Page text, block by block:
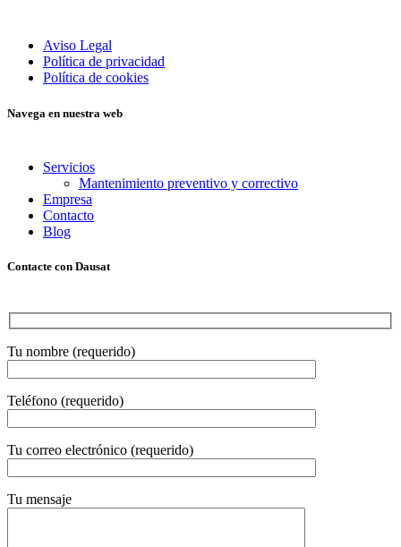
Aviso Legal
Política de privacidad
Política de cookies
Navega en nuestra web
Servicios
Mantenimiento preventivo y correctivo
Empresa
Contacto
Blog
Contacte con Dausat
Tu nombre (requerido)
Teléfono (requerido)
Tu correo electrónico (requerido)
Tu mensaje